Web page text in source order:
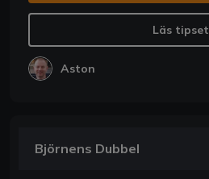
Läs tipset
Aston
Björnens Dubbel